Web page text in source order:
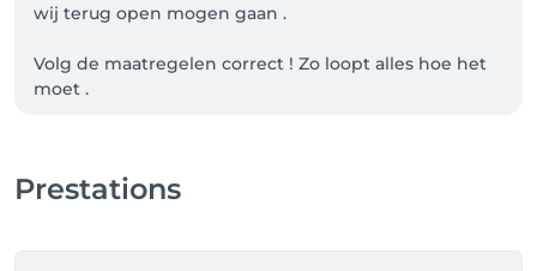
wij terug open mogen gaan .
Volg de maatregelen correct ! Zo loopt alles hoe het
moet .
•ontsmet je handen bij het binnenkomen van het
Prestations